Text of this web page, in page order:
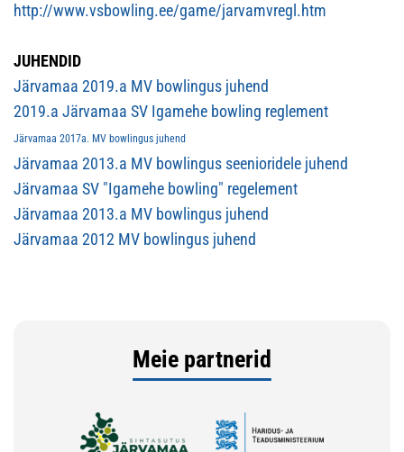
http://www.vsbowling.ee/game/jarvamvregl.htm
JUHENDID
Järvamaa 2019.a MV bowlingus juhend
2019.a Järvamaa SV Igamehe bowling reglement
Järvamaa 2017a. MV bowlingus juhend
Järvamaa 2013.a MV bowlingus seenioridele juhend
Järvamaa SV "Igamehe bowling" regelement
Järvamaa 2013.a MV bowlingus juhend
Järvamaa 2012 MV bowlingus juhend
Meie partnerid